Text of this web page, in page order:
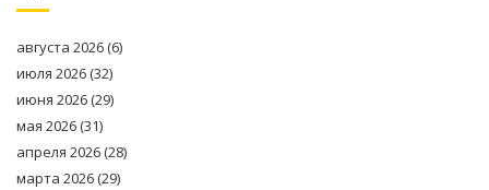
августа 2026(6)
июля 2026(32)
июня 2026(29)
мая 2026(31)
апреля 2026(28)
марта 2026(29)